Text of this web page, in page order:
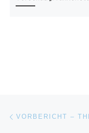
VORBERICHT –